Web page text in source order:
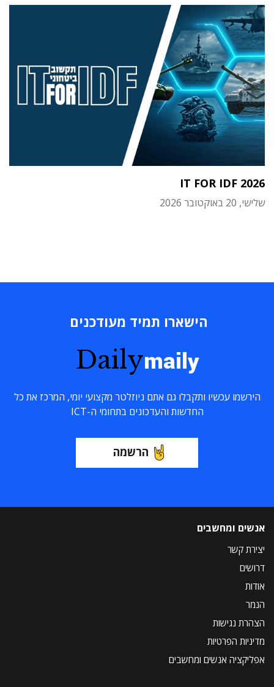
IT FOR IDF 2026
שלישי, 20 באוקטובר 2026
הישארו תמיד מעודכנים
Dailymaily
הירשמו עכשיו ותקבלו גם אתם ניוזלטר מקצועי יומי, המרכז את כל
החדשות והעדכונים בתחומי ה-ICT
הרשמה
אנשים ומחשבים
יצירת קשר
דרושים
אודות
הנמר
הצהרת נגישות
מדיניות הפרטיות
אפליקציה אנשים ומחשבים